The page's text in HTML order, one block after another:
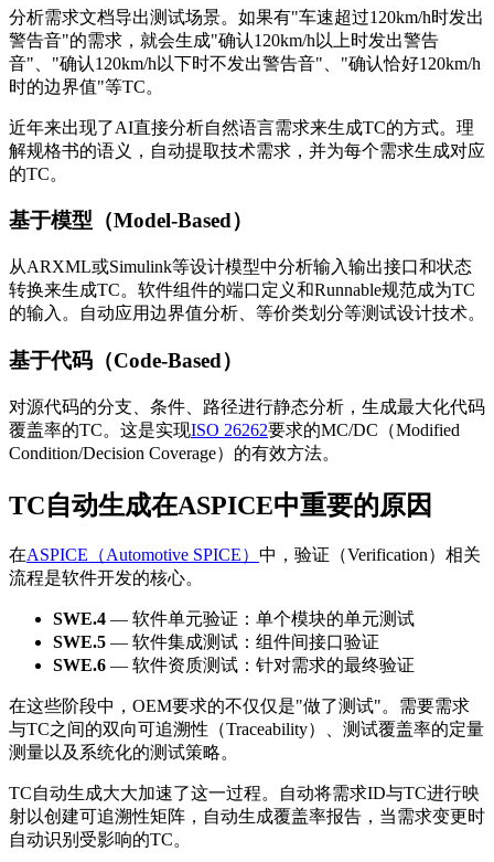
分析需求文档导出测试场景。如果有"车速超过120km/h时发出
警告音"的需求，就会生成"确认120km/h以上时发出警告
音"、"确认120km/h以下时不发出警告音"、"确认恰好120km/h
时的边界值"等TC。
近年来出现了AI直接分析自然语言需求来生成TC的方式。理
解规格书的语义，自动提取技术需求，并为每个需求生成对应
的TC。
基于模型（Model-Based）
从ARXML或Simulink等设计模型中分析输入输出接口和状态
转换来生成TC。软件组件的端口定义和Runnable规范成为TC
的输入。自动应用边界值分析、等价类划分等测试设计技术。
基于代码（Code-Based）
对源代码的分支、条件、路径进行静态分析，生成最大化代码
覆盖率的TC。这是实现ISO 26262要求的MC/DC（Modified
Condition/Decision Coverage）的有效方法。
TC自动生成在ASPICE中重要的原因
在ASPICE（Automotive SPICE） 中，验证（Verification）相关
流程是软件开发的核心。
SWE.4 — 软件单元验证：单个模块的单元测试
SWE.5 — 软件集成测试：组件间接口验证
SWE.6 — 软件资质测试：针对需求的最终验证
在这些阶段中，OEM要求的不仅仅是"做了测试"。需要需求
与TC之间的双向可追溯性（Traceability）、测试覆盖率的定量
测量以及系统化的测试策略。
TC自动生成大大加速了这一过程。自动将需求ID与TC进行映
射以创建可追溯性矩阵，自动生成覆盖率报告，当需求变更时
自动识别受影响的TC。